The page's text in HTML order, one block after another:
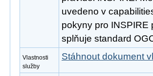
uvedeno v
pokyny pro INSPIRE
splňuje standard
Vlastnosti
služby
Stáhnout dokument